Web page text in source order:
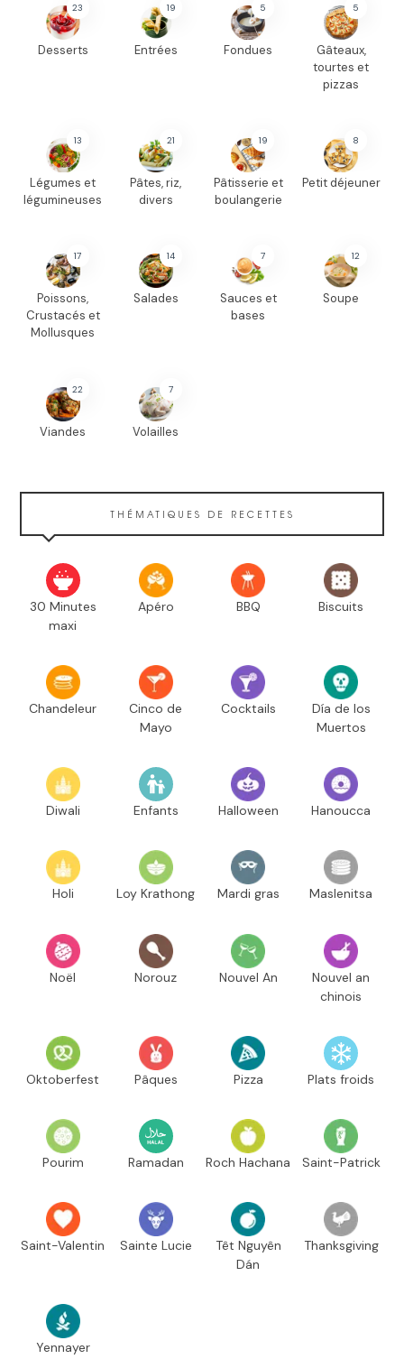
23
Desserts
19
Entrées
5
Fondues
5
Gâteaux,
tourtes et
pizzas
13
Légumes et
légumineuses
21
Pâtes, riz,
divers
19
Pâtisserie et
boulangerie
8
Petit déjeuner
17
Poissons,
Crustacés et
Mollusques
14
Salades
7
Sauces et
bases
12
Soupe
22
Viandes
7
Volailles
THÉMATIQUES DE RECETTES
30 Minutes
maxi
Apéro BBQ Biscuits
Chandeleur
Cinco de
Mayo
Cocktails
Día de los
Muertos
Diwali Enfants Halloween Hanoucca
Holi Loy Krathong Mardi gras Maslenitsa
Noël Norouz Nouvel An
Nouvel an
chinois
Oktoberfest Pâques Pizza Plats froids
Pourim Ramadan Roch Hachana Saint-Patrick
Saint-Valentin Sainte Lucie
Têt Nguyên
Dán
Thanksgiving
Yennayer